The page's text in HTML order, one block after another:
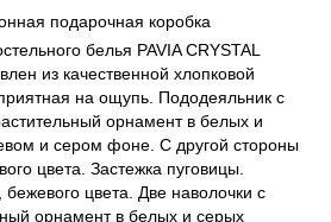
подарочная коробка
белья PAVIA CRYSTAL
из качественной хлопковой
на ощупь. Пододеяльник с
орнамент в белых и
и сером фоне. С другой стороны
цвета. Застежка пуговицы.
цвета. Две наволочки с
орнамент в белых и серых